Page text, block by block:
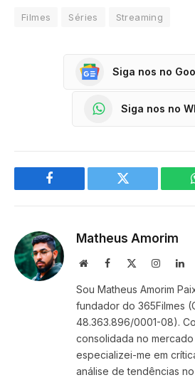
Filmes Séries Streaming
Siga nos no
Siga nos no
Facebook Twitter
Matheus Amorim
WebsiteFacebook Instagram
Sou Matheus Amorim
fundador do 365Filmes
48.363.896/0001-08).
consolidada no mercado
especializei-me em
análise de tendências